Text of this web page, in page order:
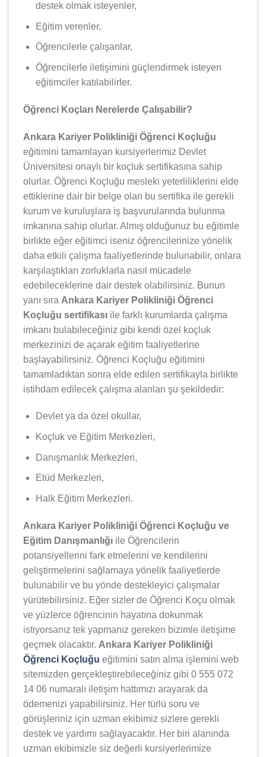
destek olmak isteyenler,
Eğitim verenler,
Öğrencilerle çalışanlar,
Öğrencilerle iletişimini güçlendirmek isteyen
eğitimciler katılabilirler.
Öğrenci Koçları Nerelerde Çalışabilir?
Ankara Kariyer Polikliniği Öğrenci Koçluğu
eğitimini tamamlayan kursiyerlerimiz Devlet
Üniversitesi onaylı bir koçluk sertifikasına sahip
olurlar. Öğrenci Koçluğu mesleki yeterliliklerini elde
ettiklerine dair bir belge olan bu sertifika ile gerekli
kurum ve kuruluşlara iş başvurularında bulunma
imkanına sahip olurlar. Almış olduğunuz bu eğitimle
birlikte eğer eğitimci iseniz öğrencilerinize yönelik
daha etkili çalışma faaliyetlerinde bulunabilir, onlara
karşılaştıkları zorluklarla nasıl mücadele
edebileceklerine dair destek olabilirsiniz. Bunun
yanı sıra Ankara Kariyer Polikliniği Öğrenci
Koçluğu sertifikası ile farklı kurumlarda çalışma
imkanı bulabileceğiniz gibi kendi özel koçluk
merkezinizi de açarak eğitim faaliyetlerine
başlayabilirsiniz. Öğrenci Koçluğu eğitimini
tamamladıktan sonra elde edilen sertifikayla birlikte
istihdam edilecek çalışma alanları şu şekildedir:
Devlet ya da özel okullar,
Koçluk ve Eğitim Merkezleri,
Danışmanlık Merkezleri,
Etüd Merkezleri,
Halk Eğitim Merkezleri.
Ankara Kariyer Polikliniği Öğrenci Koçluğu ve
Eğitim Danışmanlığı ile Öğrencilerin
potansiyellerini fark etmelerini ve kendilerini
geliştirmelerini sağlamaya yönelik faaliyetlerde
bulunabilir ve bu yönde destekleyici çalışmalar
yürütebilirsiniz. Eğer sizler de Öğrenci Koçu olmak
ve yüzlerce öğrencinin hayatına dokunmak
istiyorsanız tek yapmanız gereken bizimle iletişime
geçmek olacaktır. Ankara Kariyer Polikliniği
Öğrenci Koçluğu eğitimini satın alma işlemini web
sitemizden gerçekleştirebileceğiniz gibi 0 555 072
14 06 numaralı iletişim hattımızı arayarak da
ödemenizi yapabilirsiniz. Her türlü soru ve
görüşleriniz için uzman ekibimiz sizlere gerekli
destek ve yardımı sağlayacaktır. Her biri alanında
uzman ekibimizle siz değerli kursiyerlerimize